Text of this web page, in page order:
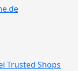
Trusted Shops